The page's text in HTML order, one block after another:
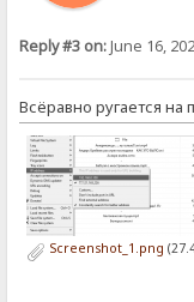
Reply #3 on:June 16,
Всёравно ругается
Screenshot_1.png